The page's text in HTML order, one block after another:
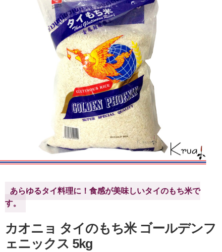
あらゆるタイ料理に！食感が美味しいタイのもち米で
す。
カオニョ タイのもち米 ゴールデンフ
ェニックス 5kg